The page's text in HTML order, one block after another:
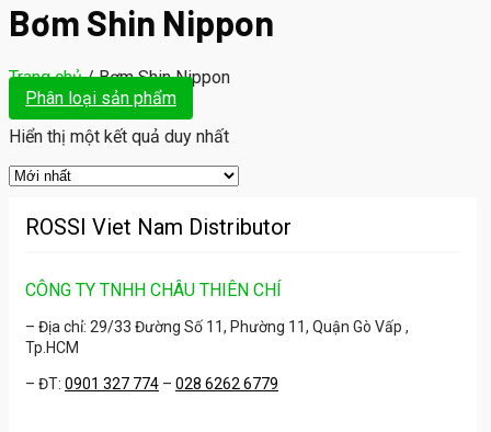
Bơm Shin Nippon
Trang chủ /Bơm Shin Nippon
Phân loại sản phẩm
Hiển thị một kết quả duy nhất
ROSSI Viet Nam Distributor
CÔNG TY TNHH CHÂU THIÊN CHÍ
– Địa chỉ: 29/33 Đường Số 11, Phường 11, Quận Gò Vấp ,
Tp.HCM
– ĐT: 0901 327 774 – 028 6262 6779